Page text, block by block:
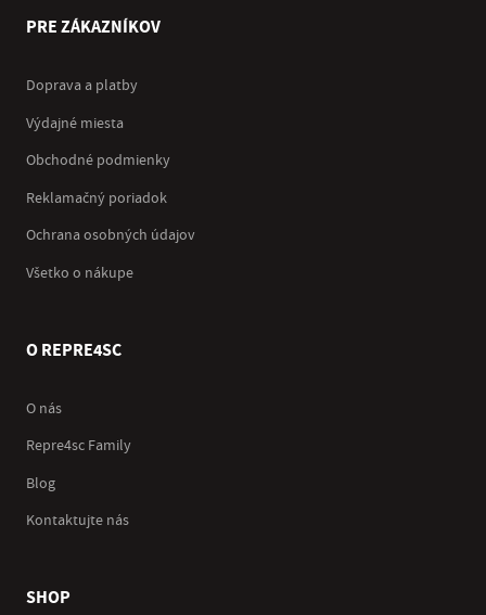
PRE ZÁKAZNÍKOV
Doprava a platby
Výdajné miesta
Obchodné podmienky
Reklamačný poriadok
Ochrana osobných údajov
Všetko o nákupe
O REPRE4SC
O nás
Repre4sc Family
Blog
Kontaktujte nás
SHOP